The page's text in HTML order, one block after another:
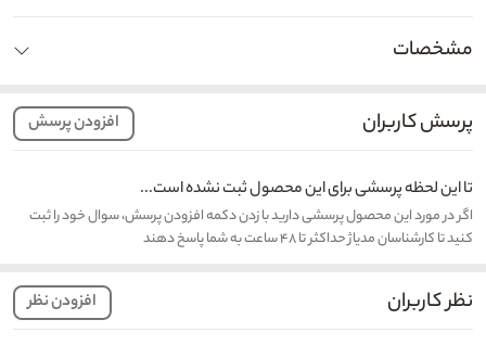
مشخصات
پرسش کاربران افزودن پرسش
تا این لحظه پرسشی برای این محصول ثبت نشده است...
اگر در مورد این محصول پرسشی دارید با زدن دکمه افزودن پرسش، سوال خود را ثبت
کنید تا کارشناسان مدیاژ حداکثر تا ۴۸ ساعت به شما پاسخ دهند
نظر کاربران افزودن نظر